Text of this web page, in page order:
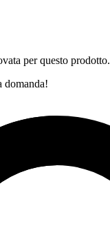
per questo prodotto.
domanda!